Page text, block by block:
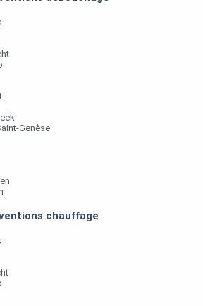
Genèse
chauffage